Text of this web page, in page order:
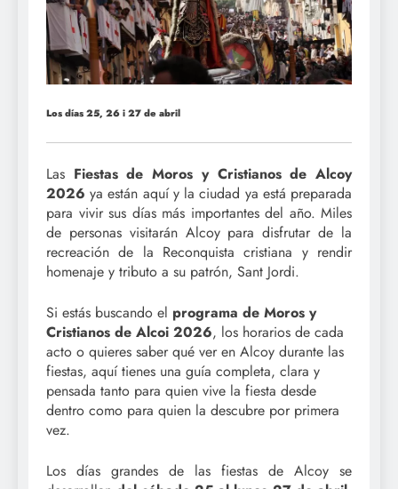
Los días 25, 26 i 27 de abril
Las Fiestas de Moros y Cristianos de Alcoy
2026 ya están aquí y la ciudad ya está preparada
para vivir sus días más importantes del año. Miles
de personas visitarán Alcoy para disfrutar de la
recreación de la Reconquista cristiana y rendir
homenaje y tributo a su patrón, Sant Jordi.
Si estás buscando el programa de Moros y
Cristianos de Alcoi 2026, los horarios de cada
acto o quieres saber qué ver en Alcoy durante las
fiestas, aquí tienes una guía completa, clara y
pensada tanto para quien vive la fiesta desde
dentro como para quien la descubre por primera
vez.
Los días grandes de las fiestas de Alcoy se